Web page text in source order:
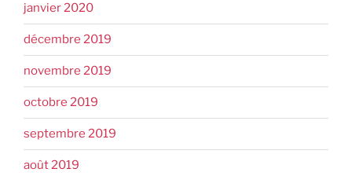
janvier 2020
décembre 2019
novembre 2019
octobre 2019
septembre 2019
août 2019